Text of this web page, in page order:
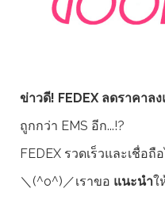
ข่าวดี! FEDEX ลดราคาล
ถูกกว่า EMS อีก...!?
FEDEX รวดเร็วและเชื่อถื
＼(^o^)／เราขอ แนะนำใ